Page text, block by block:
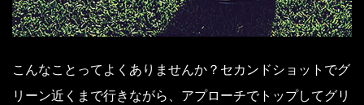
こんなことってよくありませんか？セカンドショットでグ
リーン近くまで行きながら、アプローチでトップしてグリ